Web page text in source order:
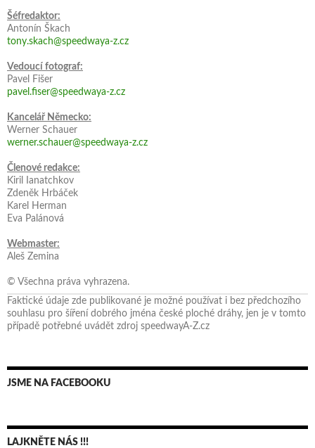
Šéfredaktor:
Antonín Škach
tony.skach@speedwaya-z.cz
Vedoucí fotograf:
Pavel Fišer
pavel.fiser@speedwaya-z.cz
Kancelář Německo:
Werner Schauer
werner.schauer@speedwaya-z.cz
Členové redakce:
Kiril Ianatchkov
Zdeněk Hrbáček
Karel Herman
Eva Palánová
Webmaster:
Aleš Zemina
© Všechna práva vyhrazena.
Faktické údaje zde publikované je možné používat i bez předchozího
souhlasu pro šíření dobrého jména české ploché dráhy, jen je v tomto
případě potřebné uvádět zdroj speedwayA-Z.cz
JSME NA FACEBOOKU
LAJKNĚTE NÁS !!!